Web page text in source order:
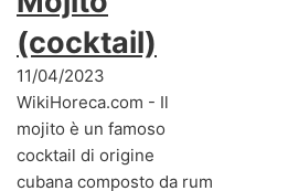
(cocktail)
11/04/2023
WikiHoreca.com - Il
mojito è un famoso
cocktail di origine
cubana composto da rum